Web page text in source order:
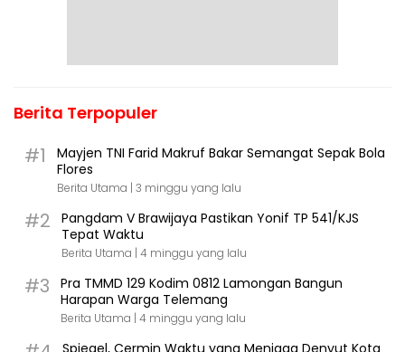
Berita Terpopuler
#1
Mayjen TNI Farid Makruf Bakar Semangat Sepak Bola
Flores
Berita Utama | 3 minggu yang lalu
#2
Pangdam V Brawijaya Pastikan Yonif TP 541/KJS
Tepat Waktu
Berita Utama | 4 minggu yang lalu
#3
Pra TMMD 129 Kodim 0812 Lamongan Bangun
Harapan Warga Telemang
Berita Utama | 4 minggu yang lalu